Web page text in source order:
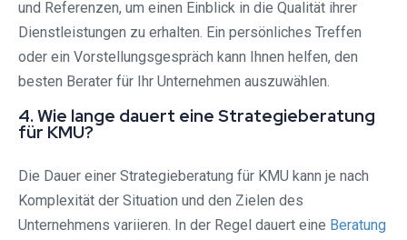
und Referenzen, um einen Einblick in die Qualität ihrer
Dienstleistungen zu erhalten. Ein persönliches Treffen
oder ein Vorstellungsgespräch kann Ihnen helfen, den
besten Berater für Ihr Unternehmen auszuwählen.
4. Wie lange dauert eine Strategieberatung
für KMU?
Die Dauer einer Strategieberatung für KMU kann je nach
Komplexität der Situation und den Zielen des
Unternehmens variieren. In der Regel dauert eine Beratung